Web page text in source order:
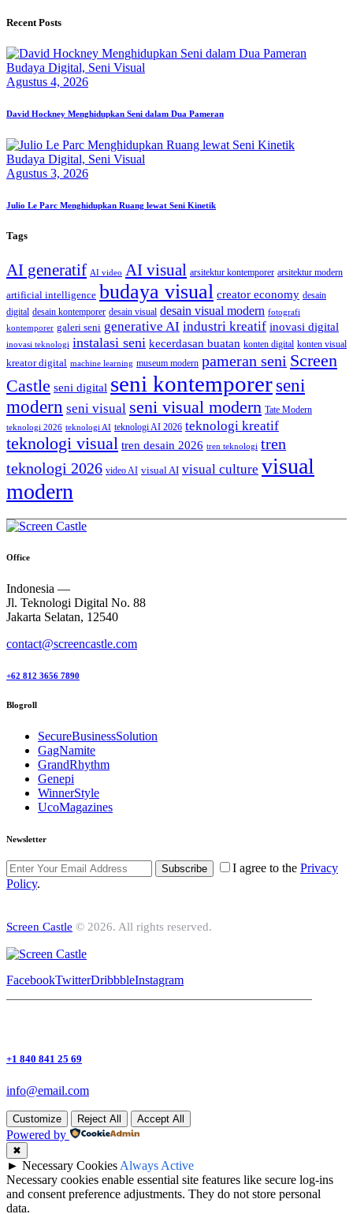
Recent Posts
Budaya Digital, Seni Visual
Agustus 4, 2026
David Hockney Menghidupkan Seni dalam Dua Pameran
Budaya Digital, Seni Visual
Agustus 3, 2026
Julio Le Parc Menghidupkan Ruang lewat Seni Kinetik
Tags
AI generatif AI video AI visual arsitektur kontemporer arsitektur modern
artificial intelligence budaya visual creator economy desain
digital desain kontemporer desain visual desain visual modern fotografi
kontemporer galeri seni generative AI industri kreatif inovasi digital
inovasi teknologi instalasi seni kecerdasan buatan konten digital konten visual
kreator digital machine learning museum modern pameran seni Screen
Castle seni digital seni kontemporer seni
modern seni visual seni visual modern Tate Modern
teknologi 2026 teknologi AI teknologi AI 2026 teknologi kreatif
teknologi visual tren desain 2026 tren teknologi tren
teknologi 2026 video AI visual AI visual culture visual
modern
Office
Indonesia —
Jl. Teknologi Digital No. 88
Jakarta Selatan, 12540
contact@screencastle.com
+62 812 3656 7890
Blogroll
SecureBusinessSolution
GagNamite
GrandRhythm
Genepi
WinnerStyle
UcoMagazines
Newsletter
Subscribe I agree to the Privacy
Policy.
Screen Castle © 2026. All rights reserved.
FacebookTwitterDribbbleInstagram
+1 840 841 25 69
info@email.com
Customize Reject All Accept All
Powered by
✖
► Necessary Cookies Always Active
Necessary cookies enable essential site features like secure log-ins
and consent preference adjustments. They do not store personal
data.